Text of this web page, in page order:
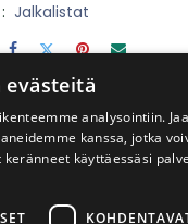
Jalkalistat
Peräkärry
evästeitä
analysointiin.
kanssa, jotka
käyttäessäsi